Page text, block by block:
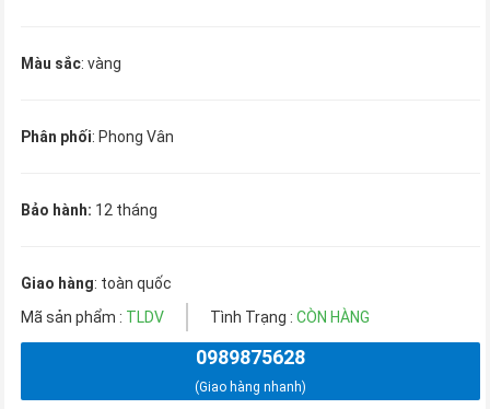
Màu sắc: vàng
Phân phối: Phong Vân
Bảo hành: 12 tháng
Giao hàng: toàn quốc
Mã sản phẩm : TLDV Tình Trạng : CÒN HÀNG
0989875628
(Giao hàng nhanh)